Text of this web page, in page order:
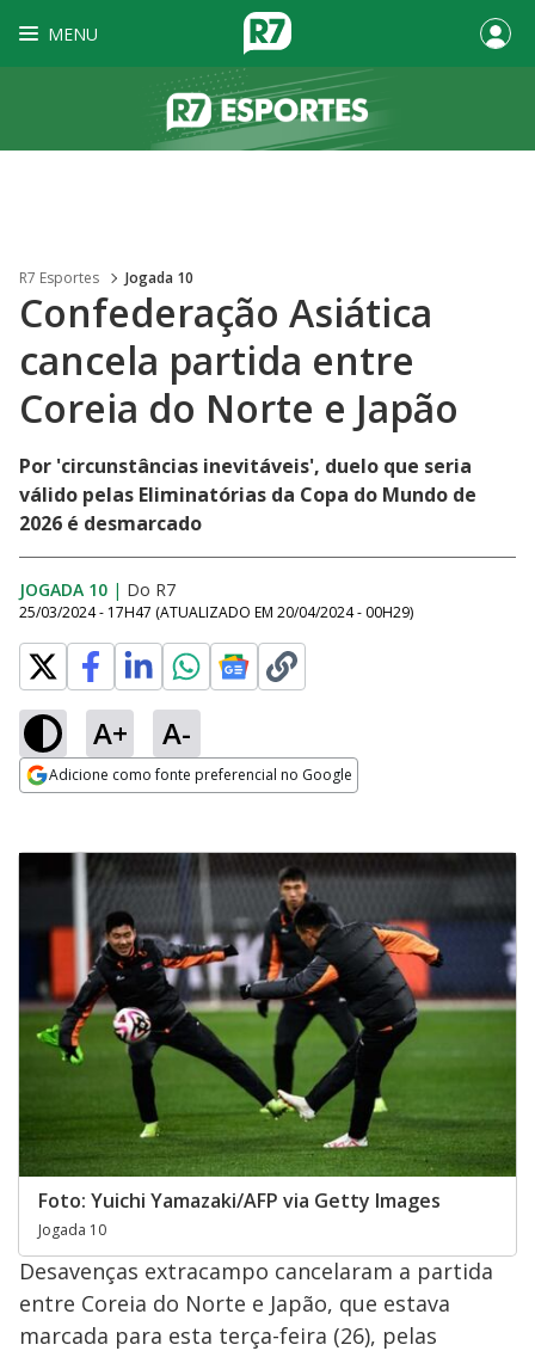
MENU
R7 Esportes Jogada 10
Confederação Asiática
cancela partida entre
Coreia do Norte e Japão
Por 'circunstâncias inevitáveis', duelo que seria
válido pelas Eliminatórias da Copa do Mundo de
2026 é desmarcado
JOGADA 10 | Do R7
25/03/2024 - 17H47 (ATUALIZADO EM 20/04/2024 - 00H29)
A+ A-
Adicione como fonte preferencial no Google
Foto: Yuichi Yamazaki/AFP via Getty Images
Jogada 10
Desavenças extracampo cancelaram a partida
entre Coreia do Norte e Japão, que estava
marcada para esta terça-feira (26), pelas